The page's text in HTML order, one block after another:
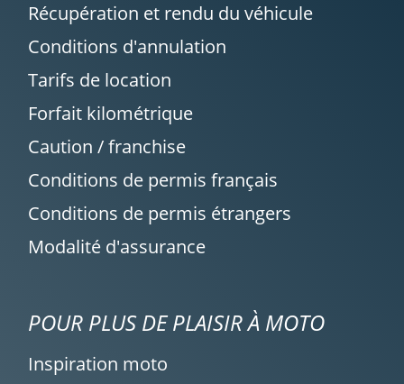
Récupération et rendu du véhicule
Conditions d'annulation
Tarifs de location
Forfait kilométrique
Caution / franchise
Conditions de permis français
Conditions de permis étrangers
Modalité d'assurance
POUR PLUS DE PLAISIR À MOTO
Inspiration moto